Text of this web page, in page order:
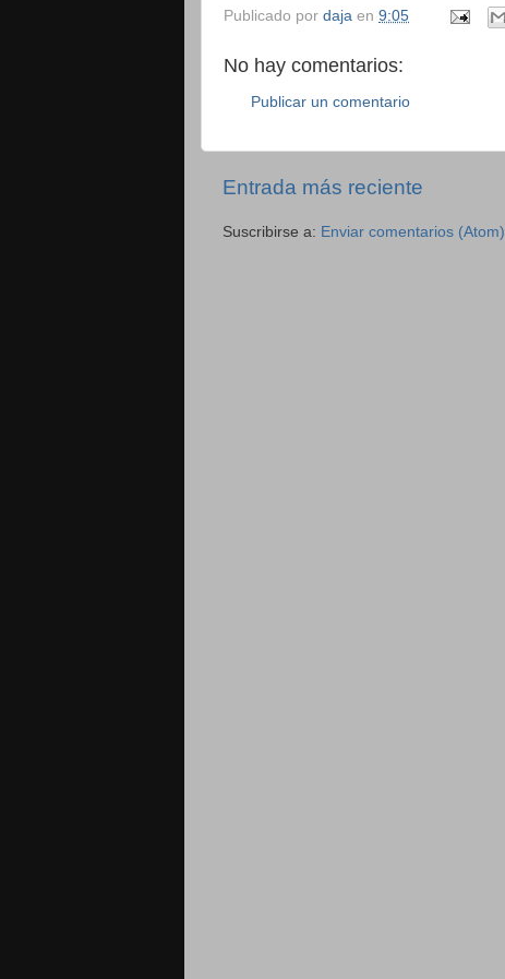
Publicado por daja en 9:05
No hay comentarios:
Publicar un comentario
Entrada más reciente
Suscribirse a: Enviar comentarios (Atom)